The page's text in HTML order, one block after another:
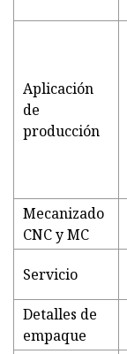
Aplicación
de
producción
Mecanizado
CNC y MC
Servicio
Detalles de
empaque